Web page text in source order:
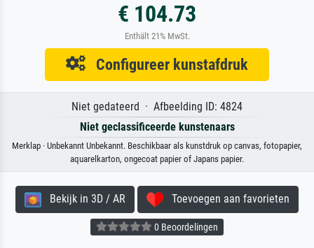
€ 104.73
Enthält 21% MwSt.
Configureer kunstafdruk
Niet gedateerd · Afbeelding ID: 4824
Niet geclassificeerde kunstenaars
Merklap · Unbekannt Unbekannt. Beschikbaar als kunstdruk op canvas, fotopapier,
aquarelkarton, ongecoat papier of Japans papier.
Bekijk in 3D / AR Toevoegen aan favorieten
0 Beoordelingen